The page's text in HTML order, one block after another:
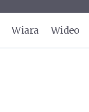
Wiara Wideo